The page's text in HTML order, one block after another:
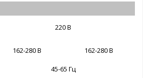
220 В
162-280 В 162-280 В
45-65 Гц